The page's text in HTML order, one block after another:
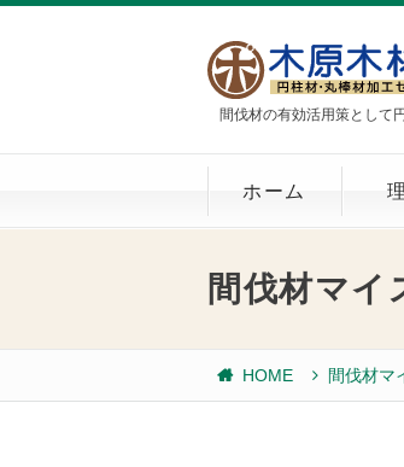
間伐材の有効活用策として
ホーム
間伐材マイ
HOME 間伐材マ